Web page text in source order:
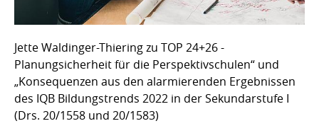
Jette Waldinger-Thiering zu TOP 24+26 -
Planungsicherheit für die Perspektivschulen“ und
„Konsequenzen aus den alarmierenden Ergebnissen
des IQB Bildungstrends 2022 in der Sekundarstufe I
(Drs. 20/1558 und 20/1583)